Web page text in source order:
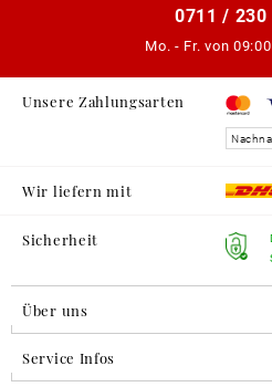
0711 / 230
Mo. - Fr. von
Unsere Zahlungsarten
Wir liefern mit
Sicherheit
Über uns
Service Infos